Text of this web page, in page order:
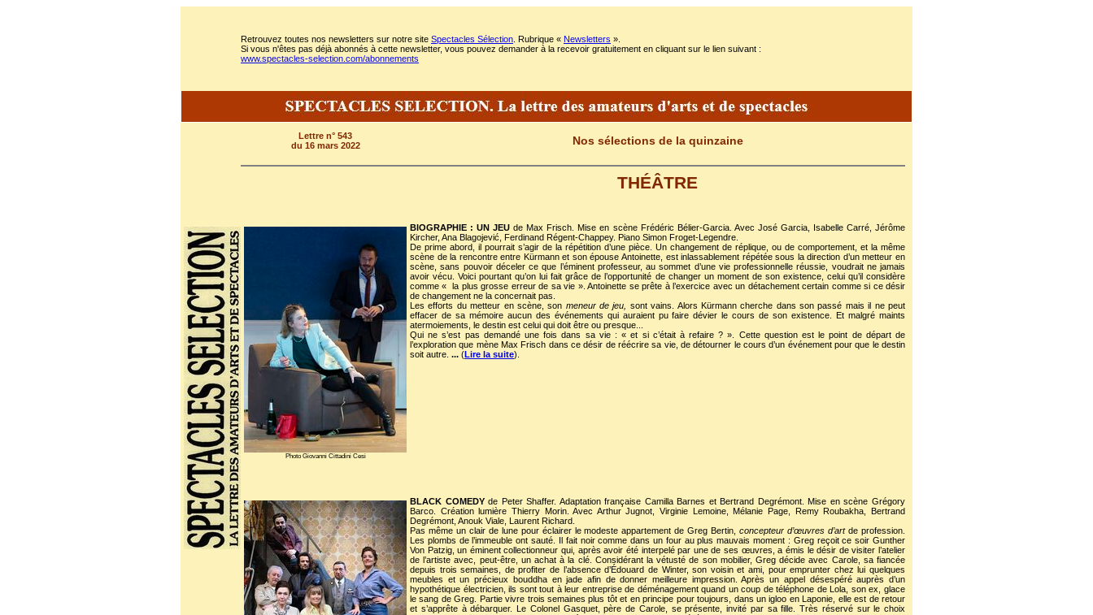
Retrouvez toutes nos newsletters sur notre site Spectacles Sélection . Rubrique « Newsletters ».
Si vous n'êtes pas déjà abonnés à cette newsletter, vous pouvez demander à la recevoir gratuitement en cliquant sur le lien suivant :
www.spectacles-selection.com/abonnements
Lettre n° 543
du 16 mars 2022
Nos sélections de la quinzaine
THÉÂTRE
Photo Giovanni Cittadini Cesi
BIOGRAPHIE : UN JEU de Max Frisch. Mise en scène Frédéric Bélier-Garcia. Avec José Garcia, Isabelle Carré, Jérôme
Kircher, Ana Blagojević, Ferdinand Régent-Chappey. Piano Simon Froget-Legendre.
De prime abord, il pourrait s’agir de la répétition d’une pièce. Un changement de réplique, ou de comportement, et la même
scène de la rencontre entre Kürmann et son épouse Antoinette, est inlassablement répétée sous la direction d’un metteur en
scène, sans pouvoir déceler ce que l’éminent professeur, au sommet d’une vie professionnelle réussie, voudrait ne jamais
avoir vécu. Voici pourtant qu’on lui fait grâce de l’opportunité de changer un moment de son existence, celui qu’il considère
comme « la plus grosse erreur de sa vie ». Antoinette se prête à l’exercice avec un détachement certain comme si ce désir
de changement ne la concernait pas.
Les efforts du metteur en scène, son meneur de jeu,
sont vains. Alors Kürmann cherche dans son passé mais il ne peut
effacer de sa mémoire aucun des événements qui auraient pu faire dévier le cours de son existence. Et malgré maints
atermoiements, le destin est celui qui doit être ou presque...
Qui ne s’est pas demandé une fois dans sa vie : « et si c’était à refaire ? ». Cette question est le point de départ de
l’exploration que mène Max Frisch dans ce désir de réécrire sa vie, de détourner le cours d’un événement pour que le destin
soit autre. ... (Lire la suite).
BLACK COMEDYde Peter Shaffer. Adaptation française Camilla Barnes et Bertrand Degrémont. Mise en scène Grégory
Barco. Création lumière Thierry Morin. Avec Arthur Jugnot, Virginie Lemoine, Mélanie Page, Remy Roubakha, Bertrand
Degrémont, Anouk Viale, Laurent Richard.
Pas même un clair de lune pour éclairer le modeste appartement de Greg Bertin,concepteur d’œuvres d’artde profession.
Les plombs de l’immeuble ont sauté. Il fait noir comme dans un four au plus mauvais moment : Greg reçoit ce soir Gunther
Von Patzig, un éminent collectionneur qui, après avoir été interpelé par une de ses œuvres, a émis le désir de visiter l’atelier
de l’artiste avec, peut-être, un achat à la clé. Considérant la vétusté de son mobilier, Greg décide avec Carole, sa fiancée
depuis trois semaines, de profiter de l’absence d’Édouard de Winter, son voisin et ami, pour emprunter chez lui quelques
meubles et un précieux bouddha en jade afin de donner meilleure impression. Après un appel désespéré auprès d’un
hypothétique électricien, ils sont tout à leur entreprise de déménagement quand un coup de téléphone de Lola, son ex, glace
le sang de Greg. Partie vivre trois semaines plus tôt et en principe pour toujours, dans un igloo en Laponie, elle est de retour
et s’apprête à débarquer. Le Colonel Gasquet, père de Carole, se présente, invité par sa fille. Très réservé sur le choix